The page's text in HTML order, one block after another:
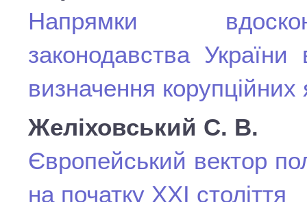
Напрямки
законодавства України
визначення
Желіховський С. В.
Європейський вектор
на початку ХХІ століття